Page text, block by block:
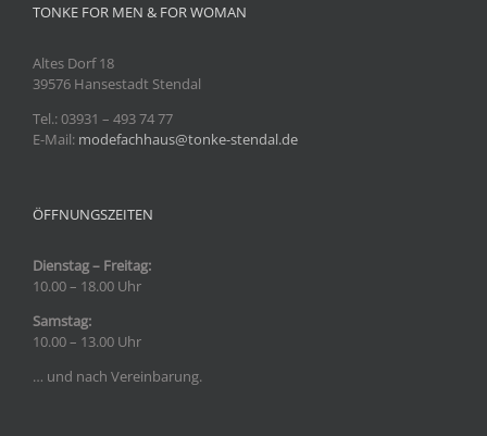
TONKE FOR MEN & FOR WOMAN
Altes Dorf 18
39576 Hansestadt Stendal
Tel.: 03931 – 493 74 77
E-Mail: modefachhaus@tonke-stendal.de
ÖFFNUNGSZEITEN
Dienstag – Freitag:
10.00 – 18.00 Uhr
Samstag:
10.00 – 13.00 Uhr
… und nach Vereinbarung.